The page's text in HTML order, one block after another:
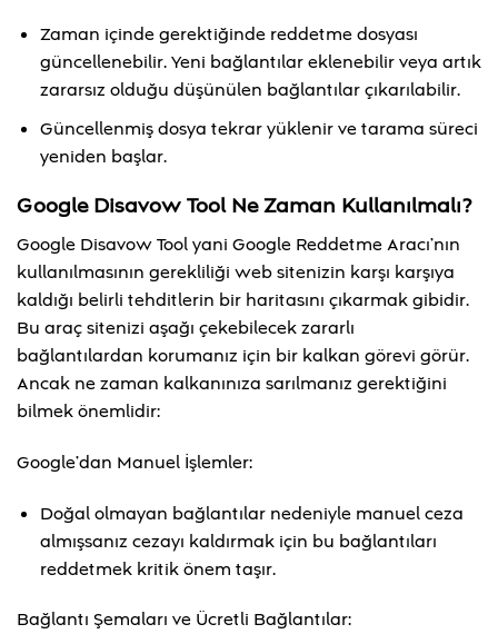
Zaman içinde gerektiğinde reddetme dosyası
güncellenebilir. Yeni bağlantılar eklenebilir veya artık
zararsız olduğu düşünülen bağlantılar çıkarılabilir.
Güncellenmiş dosya tekrar yüklenir ve tarama süreci
yeniden başlar.
Google Disavow Tool Ne Zaman Kullanılmalı?
Google Disavow Tool yani Google Reddetme Aracı’nın
kullanılmasının gerekliliği web sitenizin karşı karşıya
kaldığı belirli tehditlerin bir haritasını çıkarmak gibidir.
Bu araç sitenizi aşağı çekebilecek zararlı
bağlantılardan korumanız için bir kalkan görevi görür.
Ancak ne zaman kalkanınıza sarılmanız gerektiğini
bilmek önemlidir:
Google’dan Manuel İşlemler:
Doğal olmayan bağlantılar nedeniyle manuel ceza
almışsanız cezayı kaldırmak için bu bağlantıları
reddetmek kritik önem taşır.
Bağlantı Şemaları ve Ücretli Bağlantılar: